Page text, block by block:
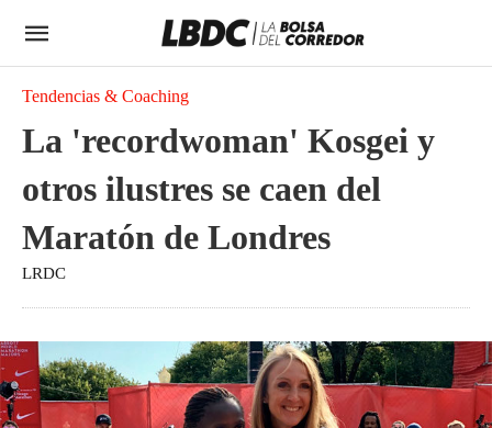
Tendencias & Coaching
La 'recordwoman' Kosgei y
otros ilustres se caen del
Maratón de Londres
LRDC